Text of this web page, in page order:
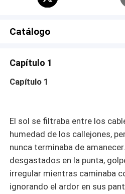
Catálogo
Capítulo 1
Capítulo 1
El sol se filtraba entre los
humedad de los callejones,
nunca terminaba de
desgastados en la punta,
irregular mientras caminaba
ignorando el ardor en sus